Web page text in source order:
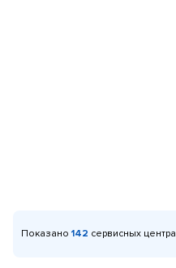
Показано 142 сервисных центра